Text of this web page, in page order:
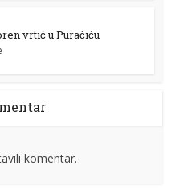
vrtić u Puračiću
komentar.